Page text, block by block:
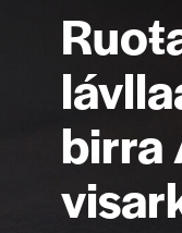
birra